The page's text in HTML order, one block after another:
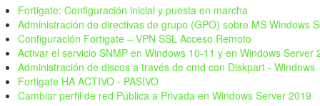
Fortigate: Configuración inicial y puesta en marcha
Administración de directivas de grupo (GPO) sobre MS Windows
Configuración Fortigate – VPN SSL Acceso Remoto
Activar el servicio SNMP en Windows 10-11 y en Windows Server
Administración de discos a través de cmd con Diskpart - Windows
Fortigate HA ACTIVO - PASIVO
Cambiar perfil de red Pública a Privada en Windows Server 2019